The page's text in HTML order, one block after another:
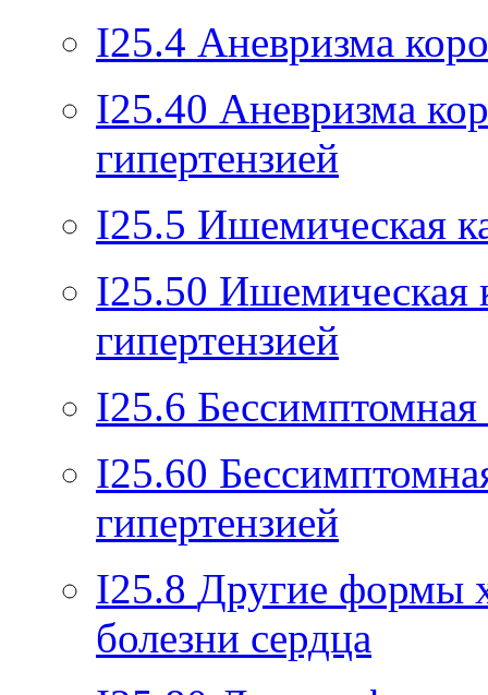
I25.4 Аневризма
I25.40 Аневризма
гипертензией
I25.5 Ишемическая
I25.50 Ишемическая
гипертензией
I25.6
I25.60
гипертензией
I25.8 Другие формы
болезни сердца